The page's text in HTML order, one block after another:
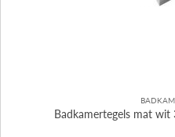
Badkamertegels mat